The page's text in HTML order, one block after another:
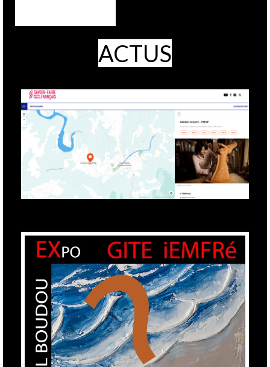
ACTUS